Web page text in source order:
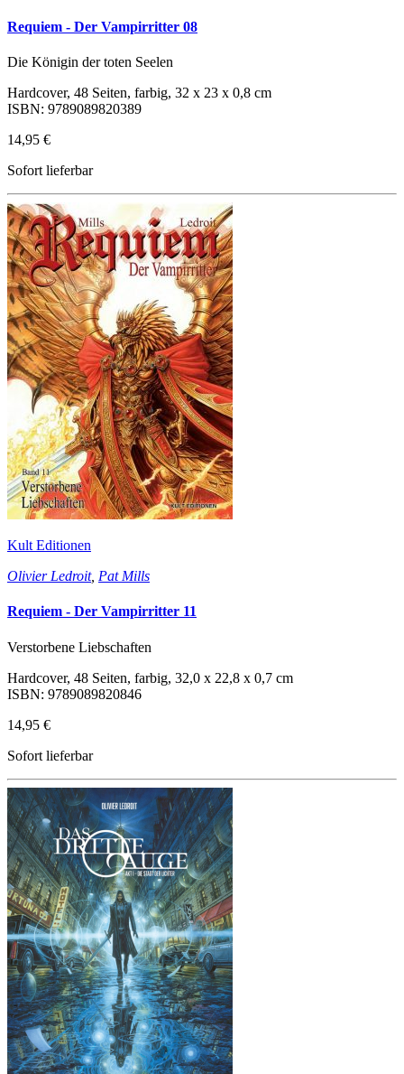
Requiem - Der Vampirritter 08
Die Königin der toten Seelen
Hardcover, 48 Seiten, farbig, 32 x 23 x 0,8 cm
ISBN: 9789089820389
14,95 €
Sofort lieferbar
Kult Editionen
Olivier Ledroit, Pat Mills
Requiem - Der Vampirritter 11
Verstorbene Liebschaften
Hardcover, 48 Seiten, farbig, 32,0 x 22,8 x 0,7 cm
ISBN: 9789089820846
14,95 €
Sofort lieferbar